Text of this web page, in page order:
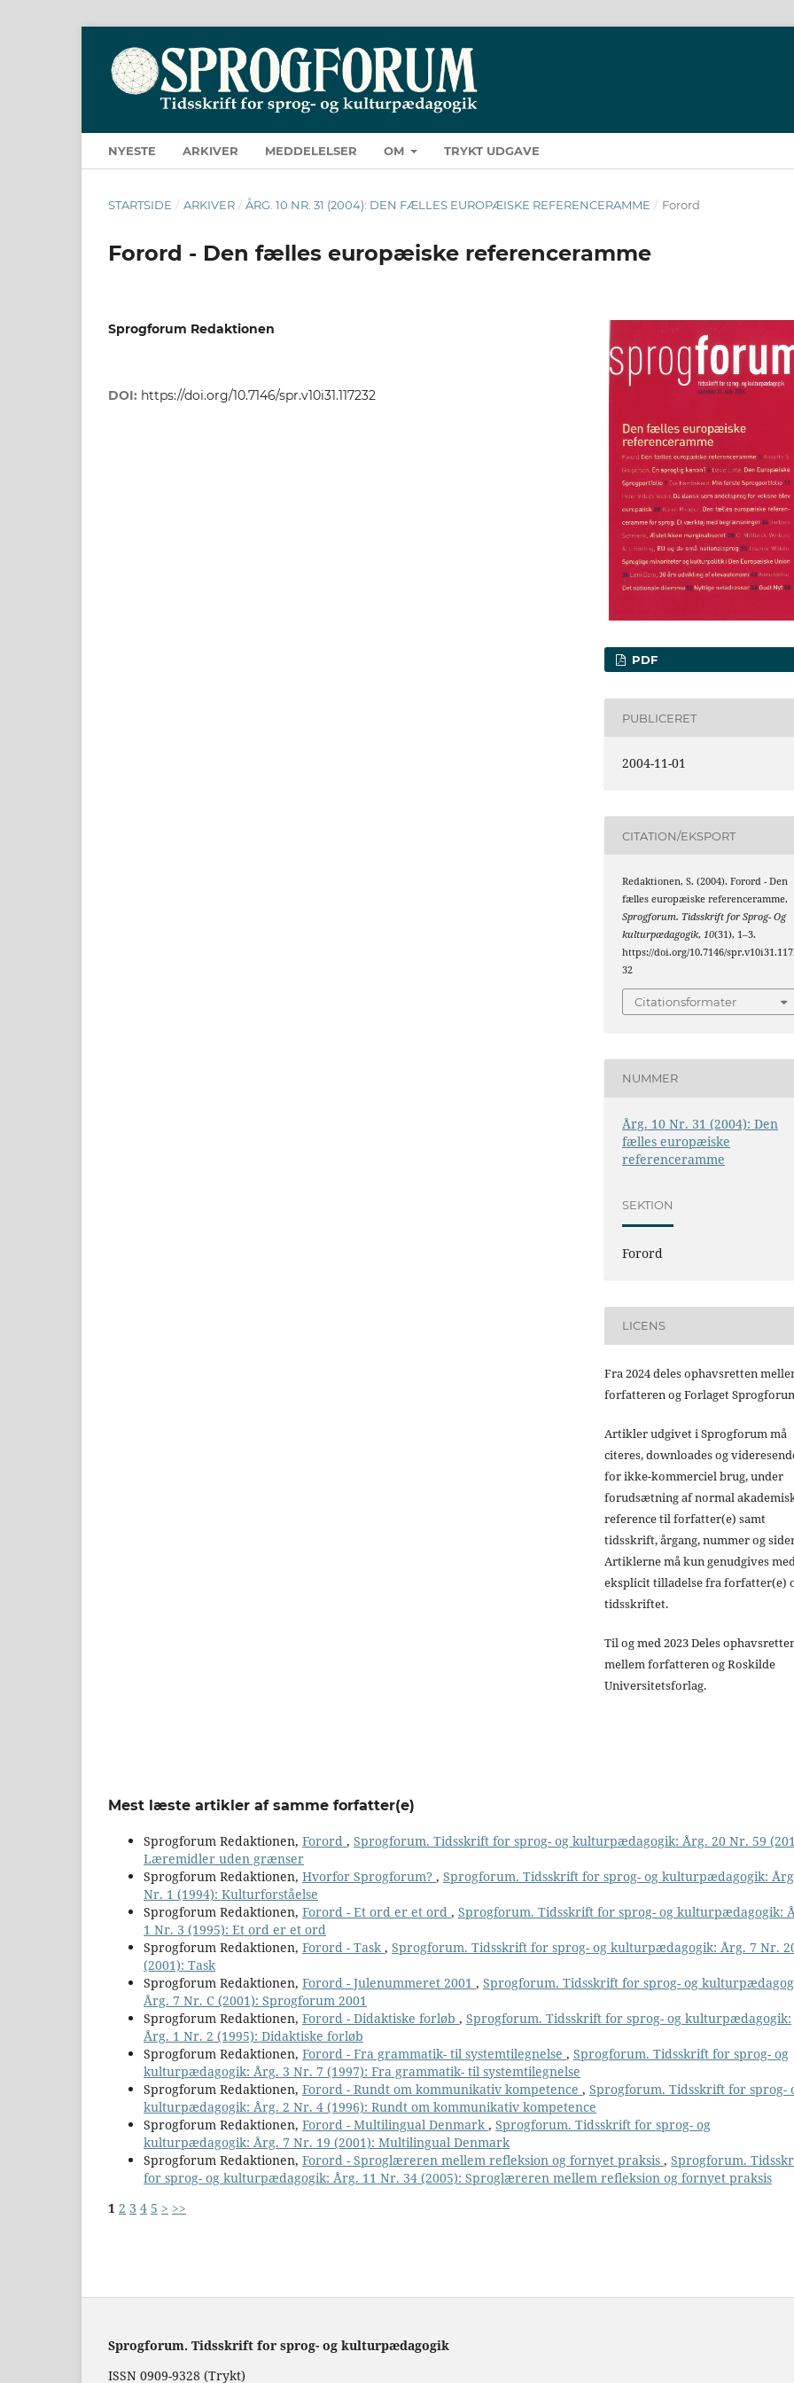
NYESTE ARKIVER MEDDELELSER OM TRYKT UDGAVE
STARTSIDE / ARKIVER / ÅRG. 10 NR. 31 (2004): DEN FÆLLES EUROPÆISKE REFERENCERAMME / Forord
Forord - Den fælles europæiske referenceramme
Sprogforum Redaktionen
DOI: https://doi.org/10.7146/spr.v10i31.117232
PDF
PUBLICERET
2004-11-01
CITATION/EKSPORT
Redaktionen, S. (2004). Forord - Den
fælles europæiske referenceramme.
Sprogforum. Tidsskrift for Sprog- Og
kulturpædagogik,10(31), 1–3.
https://doi.org/10.7146/
32
Citationsformater
NUMMER
Årg. 10 Nr. 31 (2004): Den
fælles europæiske
referenceramme
SEKTION
Forord
LICENS
Fra 2024 deles ophavsretten
forfatteren og Forlaget
Artikler udgivet i Sprogforum må
citeres, downloades og
for ikke-kommerciel brug, under
forudsætning af normal
reference til forfatter(e) samt
tidsskrift, årgang, nummer og
Artiklerne må kun genudgives
eksplicit tilladelse fra forfatter(e)
tidsskriftet.
Til og med 2023 Deles
mellem forfatteren og Roskilde
Universitetsforlag.
Mest læste artikler af samme forfatter(e)
Sprogforum Redaktionen, Forord , Sprogforum. Tidsskrift for sprog- og kulturpædagogik: Årg. 20 Nr. 59
Læremidler uden grænser
Sprogforum Redaktionen, Hvorfor Sprogforum? , Sprogforum. Tidsskrift for sprog- og kulturpædagogik:
Nr. 1 (1994): Kulturforståelse
Sprogforum Redaktionen, Forord - Et ord er et ord , Sprogforum. Tidsskrift for sprog- og kulturpædagogik:
1 Nr. 3 (1995): Et ord er et ord
Sprogforum Redaktionen, Forord - Task , Sprogforum. Tidsskrift for sprog- og kulturpædagogik: Årg. 7 Nr.
(2001): Task
Sprogforum Redaktionen, Forord - Julenummeret 2001 , Sprogforum. Tidsskrift for sprog- og
Årg. 7 Nr. C (2001): Sprogforum 2001
Sprogforum Redaktionen, Forord - Didaktiske forløb , Sprogforum. Tidsskrift for sprog- og kulturpædagogik:
Årg. 1 Nr. 2 (1995): Didaktiske forløb
Sprogforum Redaktionen, Forord - Fra grammatik- til systemtilegnelse , Sprogforum. Tidsskrift for sprog- og
kulturpædagogik: Årg. 3 Nr. 7 (1997): Fra grammatik- til systemtilegnelse
Sprogforum Redaktionen, Forord - Rundt om kommunikativ kompetence , Sprogforum. Tidsskrift for sprog-
kulturpædagogik: Årg. 2 Nr. 4 (1996): Rundt om kommunikativ kompetence
Sprogforum Redaktionen, Forord - Multilingual Denmark , Sprogforum. Tidsskrift for sprog- og
kulturpædagogik: Årg. 7 Nr. 19 (2001): Multilingual Denmark
Sprogforum Redaktionen, Forord - Sproglæreren mellem refleksion og fornyet praksis , Sprogforum.
for sprog- og kulturpædagogik: Årg. 11 Nr. 34 (2005): Sproglæreren mellem refleksion og fornyet praksis
1 2 3 4 5 > >>
Sprogforum. Tidsskrift for sprog- og kulturpædagogik
ISSN 0909-9328 (Trykt)